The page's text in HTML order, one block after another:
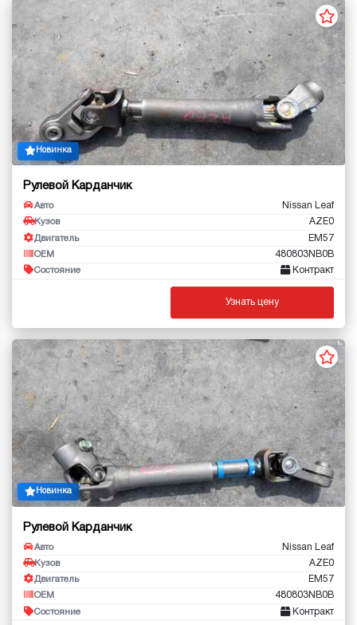
Новинка
Рулевой Карданчик
Авто Nissan Leaf
Кузов AZE0
Двигатель EM57
OEM 480803NB0B
Состояние Контракт
Узнать цену
Новинка
Рулевой Карданчик
Авто Nissan Leaf
Кузов AZE0
Двигатель EM57
OEM 480803NB0B
Состояние Контракт